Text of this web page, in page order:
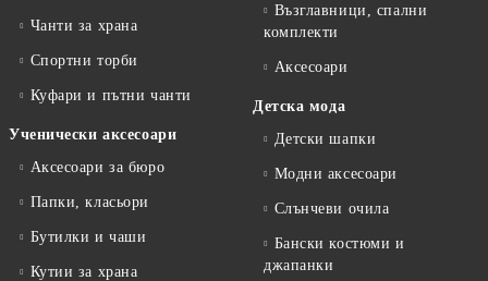
Чанти за храна
Спортни торби
Куфари и пътни чанти
Ученически аксесоари
Аксесоари за бюро
Папки, класьори
Бутилки и чаши
Кутии за храна
Възглавници, спални
комплекти
Аксесоари
Детска мода
Детски шапки
Модни аксесоари
Слънчеви очила
Бански костюми и
джапанки